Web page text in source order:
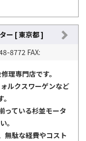
ー [ 東京都 ]
8772 FAX:
理専門店です。
ルクスワーゲンなど
っている杉並モータ
。
無駄な経費やコスト